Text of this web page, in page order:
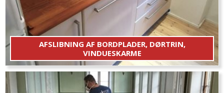
AFSLIBNING AF BORDPLADER, DØRTRIN,
VINDUESKARME